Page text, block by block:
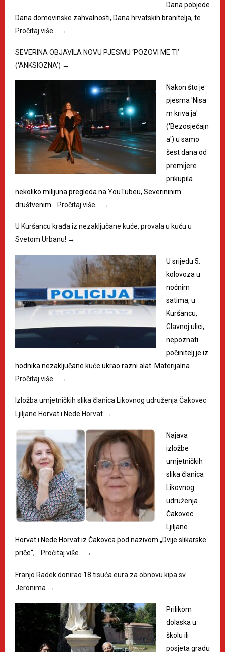
Dana pobjede
Dana domovinske zahvalnosti, Dana hrvatskih branitelja, te…
Pročitaj više… →
SEVERINA OBJAVILA NOVU PJESMU ‘POZOVI ME TI’
(‘ANKSIOZNA’) →
Nakon što je
pjesma 'Nisa
m kriva ja'
('Bezosjećajn
a') u samo
šest dana od
premijere
prikupila
nekoliko milijuna pregleda na YouTubeu, Severininim
društvenim… Pročitaj više… →
U Kuršancu krađa iz nezaključane kuće, provala u kuću u
Svetom Urbanu! →
U srijedu 5.
kolovoza u
noćnim
satima, u
Kuršancu,
Glavnoj ulici,
nepoznati
počinitelj je iz
hodnika nezaključane kuće ukrao razni alat. Materijalna…
Pročitaj više… →
Izložba umjetničkih slika članica Likovnog udruženja Čakovec
Ljiljane Horvat i Nede Horvat →
Najava
izložbe
umjetničkih
slika članica
Likovnog
udruženja
Čakovec
Ljiljane
Horvat i Nede Horvat iz Čakovca pod nazivom „Dvije slikarske
priče“,… Pročitaj više… →
Franjo Radek donirao 18 tisuća eura za obnovu kipa sv.
Jeronima →
Prilikom
dolaska u
školu ili
posjeta gradu